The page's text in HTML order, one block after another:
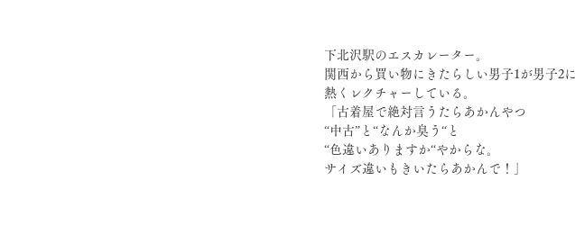
下北沢駅のエスカレーター。
関西から買い物にきたらしい男子1が男子2に
熱くレクチャーしている。
「古着屋で絶対言うたらあかんやつ
“中古”と“なんか臭う“と
“色違いありますか“やからな。
サイズ違いもきいたらあかんで！」